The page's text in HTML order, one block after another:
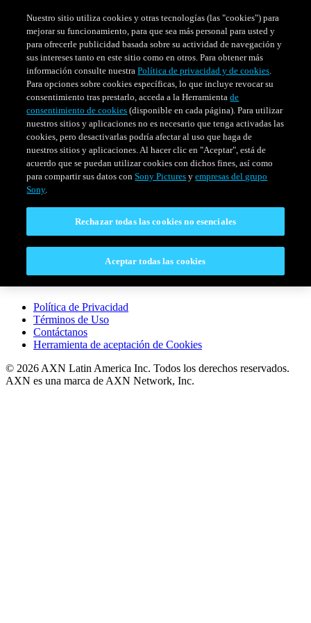
HORARIO EVENTOS ESPECIALES
Venezuela
LEGAL
Política de Privacidad
Términos de Uso
Contáctanos
Herramienta de aceptación de Cookies
© 2026 AXN Latin America Inc. Todos los derechos reservados.
AXN es una marca de AXN Network, Inc.
Nuestro sitio utiliza cookies y otras tecnologías (las "cookies") para
mejorar su funcionamiento, para que sea más personal para usted y
para ofrecerle publicidad basada sobre su actividad de navegación y
sus intereses tanto en este sitio como en otros. Para obtener más
información consulte nuestraPolítica de privacidad y de cookies.
Para opciones sobre cookies específicas, lo que incluye revocar su
consentimiento tras prestarlo, acceda a la Herramientade
consentimiento de cookies (disponible en cada página). Para utilizar
nuestros sitios y aplicaciones no es necesario que tenga activadas las
cookies, pero desactivarlas podría afectar al uso que haga de
nuestros sitios y aplicaciones. Al hacer clic en "Aceptar", está de
acuerdo que se puedan utilizar cookies con dichos fines, así como
para compartir sus datos conSony Pictures yempresas del grupo
Sony.
Rechazar todas las cookies no esenciales
Aceptar todas las cookies